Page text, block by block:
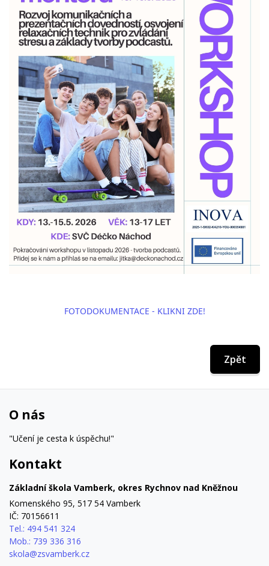
FOTODOKUMENTACE - KLIKNI ZDE!
Zpět
O nás
"Učení je cesta k úspěchu!"
Kontakt
Základní škola Vamberk, okres Rychnov nad Kněžnou
Komenského 95, 517 54 Vamberk
IČ: 70156611
Tel.: 494 541 324
Mob.: 739 336 316
skola@zsvamberk.cz